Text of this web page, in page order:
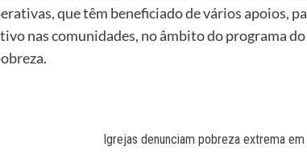
que têm beneficiado de vários apoios,
nas comunidades, no âmbito do programa
Igrejas denunciam pobreza extrema